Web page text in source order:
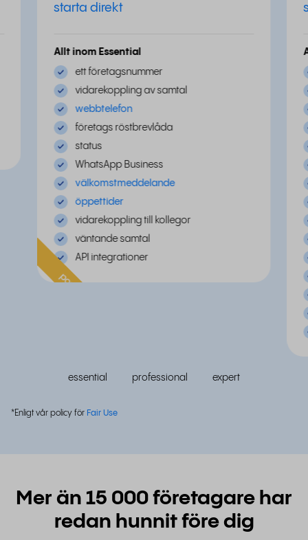
starta direkt
Allt inom Essential
ett företagsnummer
vidarekoppling av samtal
webbtelefon
företags röstbrevlåda
status
WhatsApp Business
välkomstmeddelande
öppettider
vidarekoppling till kollegor
väntande samtal
API integrationer
populär
essential professional expert
*Enligt vår policy för Fair Use
Mer än 15 000 företagare har
redan hunnit före dig